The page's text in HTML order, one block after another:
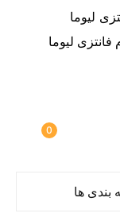
لیوما
0
بندی ها